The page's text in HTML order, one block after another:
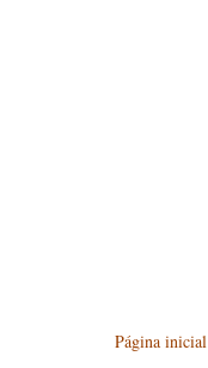
Página inicial